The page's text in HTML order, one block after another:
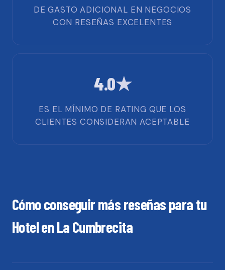
DE GASTO ADICIONAL EN NEGOCIOS
CON RESEÑAS EXCELENTES
4.0★
ES EL MÍNIMO DE RATING QUE LOS
CLIENTES CONSIDERAN ACEPTABLE
Cómo conseguir más reseñas para tu
HotelenLa Cumbrecita